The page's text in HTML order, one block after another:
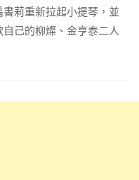
莉重新拉起小提琴，並
己的柳燦、金亨泰二人